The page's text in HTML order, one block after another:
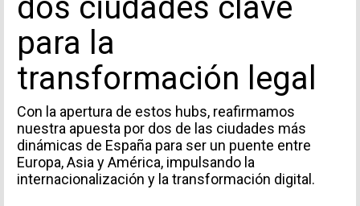
dos ciudades clave
para la
transformación legal
Con la apertura de estos hubs, reafirmamos
nuestra apuesta por dos de las ciudades más
dinámicas de España para ser un puente entre
Europa, Asia y América, impulsando la
internacionalización y la transformación digital.
INFORMACIÓN PERSONAL